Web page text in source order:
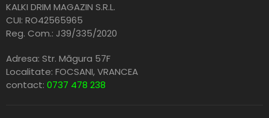
KALKI DRIM MAGAZIN S.R.L.
CUI: RO42565965
Reg. Com.: J39/335/2020
Adresa: Str. Măgura 57F
Localitate: FOCSANI,VRANCEA
contact: 0737 478 238